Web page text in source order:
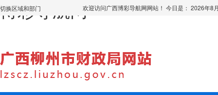
博彩导航网
切换区域和部门 欢迎访问广西博彩导航网网站！ 今日是： 2026年